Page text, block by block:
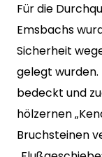
Für die
Emsbachs
Sicherheit
gelegt wurden.
bedeckt und
hölzernen
Bruchsteinen